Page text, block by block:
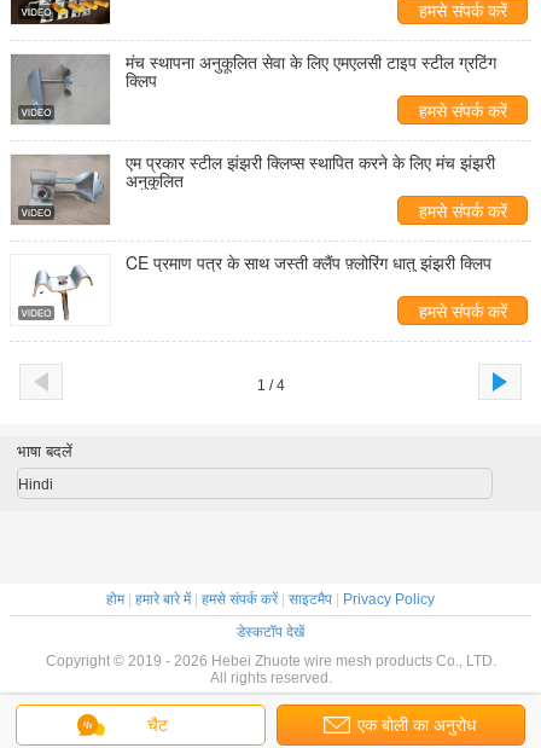
हमसे संपर्क करें
मंच स्थापना अनुकूलित सेवा के लिए एमएलसी टाइप स्टील ग्रटिंग
क्लिप
हमसे संपर्क करें
एम प्रकार स्टील झंझरी क्लिप्स स्थापित करने के लिए मंच झंझरी
अनुकूलित
हमसे संपर्क करें
CE प्रमाण पत्र के साथ जस्ती क्लैंप फ़्लोरिंग धातु झंझरी क्लिप
हमसे संपर्क करें
1 / 4
चैट एक बोली का अनुरोध
भाषा बदलें
Hindi
होम| हमारे बारे में| हमसे संपर्क करें| साइटमैप
Privacy Policy
डेस्कटॉप देखें
Copyright © 2019 - 2026 Hebei Zhuote wire mesh products Co., LTD.
All rights reserved.